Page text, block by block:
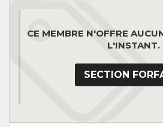
CE MEMBRE N'OFFRE
L'INSTANT.
SECTION